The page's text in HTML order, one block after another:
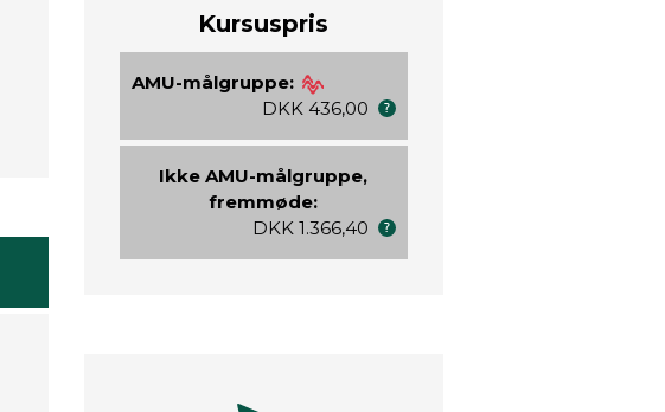
Kursuspris
AMU-målgruppe:
DKK 436,00
Ikke AMU-målgruppe,
fremmøde:
DKK 1.366,40